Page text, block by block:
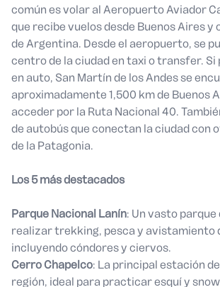
común es volar al Aeropuerto Aviador
que recibe vuelos desde Buenos Aires y
de Argentina. Desde el aeropuerto, se
centro de la ciudad en taxi o transfer.
en auto, San Martín de los Andes se
aproximadamente 1,500 km de Buenos
acceder por la Ruta Nacional 40.
de autobús que conectan la ciudad con
de la Patagonia.
Los 5 más destacados
Parque Nacional Lanín: Un vasto parque
realizar trekking, pesca y avistamiento
incluyendo cóndores y ciervos.
Cerro Chapelco: La principal estación
región, ideal para practicar esquí y